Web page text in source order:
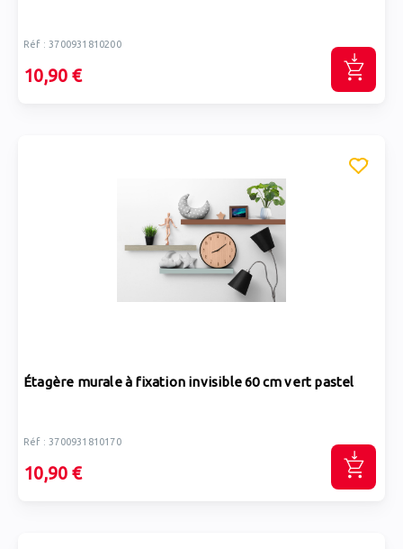
Réf : 3700931810200
10,90 €
Étagère murale à fixation invisible 60 cm vert pastel
Réf : 3700931810170
10,90 €